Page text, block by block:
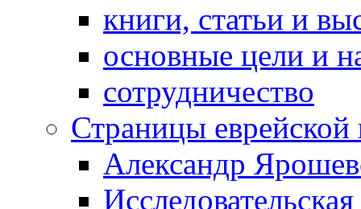
книги, статьи и
основные цели и
сотрудничество
Страницы
Александр